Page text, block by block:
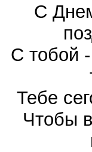
С
С тобой
Тебе
Чтобы